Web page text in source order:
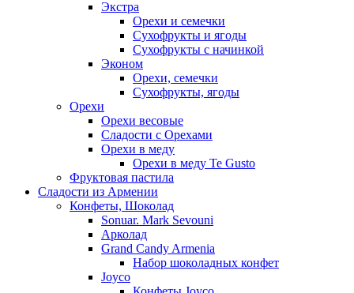
Экстра
Орехи и семечки
Сухофрукты и ягоды
Сухофрукты с начинкой
Эконом
Орехи, семечки
Сухофрукты, ягоды
Орехи
Орехи весовые
Сладости с Орехами
Орехи в меду
Орехи в меду Te Gusto
Фруктовая пастила
Сладости из Армении
Конфеты, Шоколад
Sonuar. Mark Sevouni
Арколад
Grand Candy Armenia
Набор шоколадных конфет
Joyco